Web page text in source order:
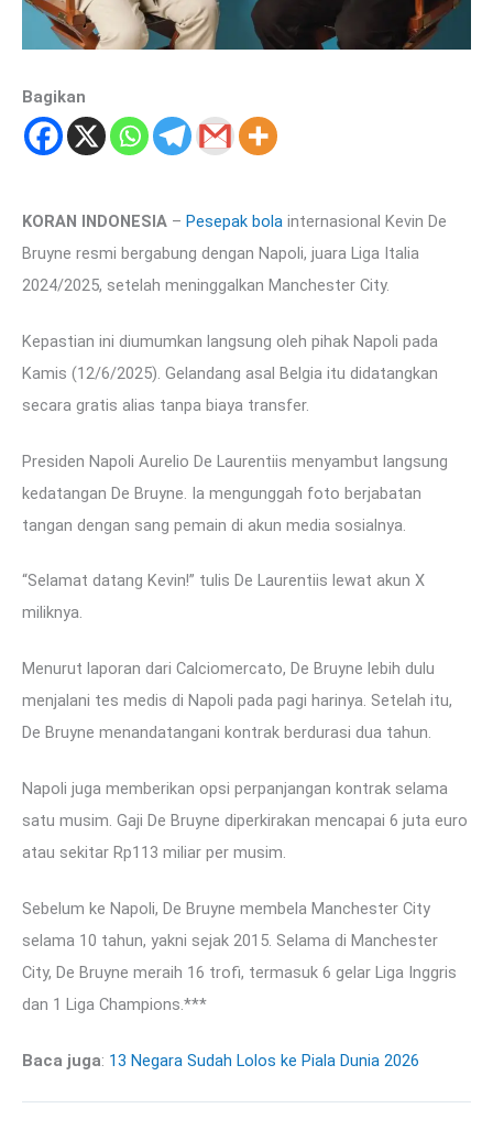
Bagikan
KORAN INDONESIA – Pesepak bola internasional Kevin De
Bruyne resmi bergabung dengan Napoli, juara Liga Italia
2024/2025, setelah meninggalkan Manchester City.
Kepastian ini diumumkan langsung oleh pihak Napoli pada
Kamis (12/6/2025). Gelandang asal Belgia itu didatangkan
secara gratis alias tanpa biaya transfer.
Presiden Napoli Aurelio De Laurentiis menyambut langsung
kedatangan De Bruyne. Ia mengunggah foto berjabatan
tangan dengan sang pemain di akun media sosialnya.
“Selamat datang Kevin!” tulis De Laurentiis lewat akun X
miliknya.
Menurut laporan dari Calciomercato, De Bruyne lebih dulu
menjalani tes medis di Napoli pada pagi harinya. Setelah itu,
De Bruyne menandatangani kontrak berdurasi dua tahun.
Napoli juga memberikan opsi perpanjangan kontrak selama
satu musim. Gaji De Bruyne diperkirakan mencapai 6 juta euro
atau sekitar Rp113 miliar per musim.
Sebelum ke Napoli, De Bruyne membela Manchester City
selama 10 tahun, yakni sejak 2015. Selama di Manchester
City, De Bruyne meraih 16 trofi, termasuk 6 gelar Liga Inggris
dan 1 Liga Champions.***
Baca juga: 13 Negara Sudah Lolos ke Piala Dunia 2026